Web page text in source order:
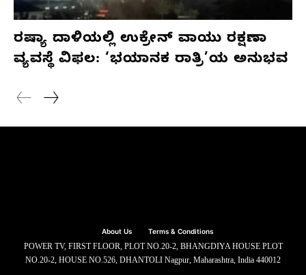
ರಷ್ಯಾ ದಾಳಿಯಲ್ಲಿ ಉಕ್ರೇನ್ ವಾಯು ರಕ್ಷಣಾ
ವ್ಯವಸ್ಥೆ ವಿಫಲ: ‘ಭಯಾನಕ ರಾತ್ರಿ’ಯ ಅನುಭವ
About Us Terms & Conditions
POWER TV, FIRST FLOOR, PLOT NO.20-2, BHANGDIYA HOUSE PLOT
NO.20-2, HOUSE NO.526, DHANTOLI Nagpur, Maharashtra, India 440012